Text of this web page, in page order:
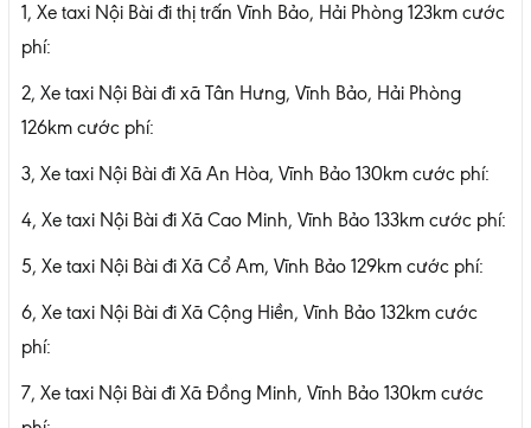
1, Xe taxi Nội Bài đi thị trấn Vĩnh Bảo, Hải Phòng 123km cước
phí:
2, Xe taxi Nội Bài đi xã Tân Hưng, Vĩnh Bảo, Hải Phòng
126km cước phí:
3, Xe taxi Nội Bài đi Xã An Hòa, Vĩnh Bảo 130km cước phí:
4, Xe taxi Nội Bài đi Xã Cao Minh, Vĩnh Bảo 133km cước phí:
5, Xe taxi Nội Bài đi Xã Cổ Am, Vĩnh Bảo 129km cước phí:
6, Xe taxi Nội Bài đi Xã Cộng Hiền, Vĩnh Bảo 132km cước
phí:
7, Xe taxi Nội Bài đi Xã Đồng Minh, Vĩnh Bảo 130km cước